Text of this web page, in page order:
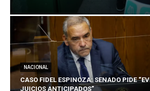
NACIONAL
CASO FIDEL ESPINOZA: SENADO PIDE
JUICIOS ANTICIPADOS”